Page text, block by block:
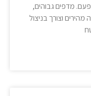
פעם. מדפים גבוהים,
וצורך בניצול